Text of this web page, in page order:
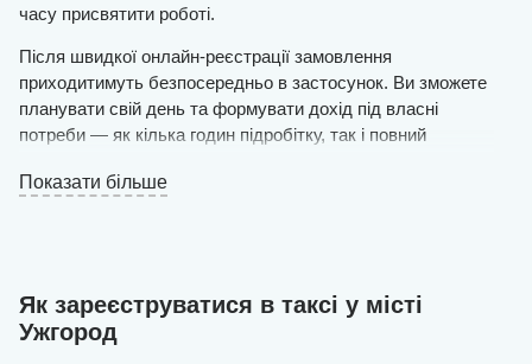
часу присвятити роботі.
Після швидкої онлайн-реєстрації замовлення
приходитимуть безпосередньо в застосунок. Ви зможете
планувати свій день та формувати дохід під власні
потреби — як кілька годин підробітку, так і повний
Вимоги прості: автомобіль з українською реєстрацією,
Залиште заявку на сайті — і вже того ж дня, після
схвалення, зможете виїхати на маршрут. Наші
спеціалісти самостійно створять акаунт водія, внесуть
Показати більше
Як зареєструватися в таксі у місті
Ужгород